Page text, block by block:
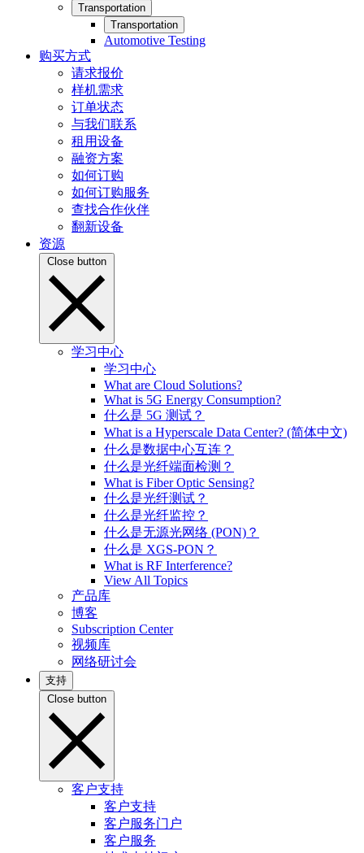
Transportation
Transportation
Automotive Testing
购买方式
请求报价
样机需求
订单状态
与我们联系
租用设备
融资方案
如何订购
如何订购服务
查找合作伙伴
翻新设备
资源
Close button
学习中心
学习中心
What are Cloud Solutions?
What is 5G Energy Consumption?
什么是 5G 测试？
What is a Hyperscale Data Center? (简体中文)
什么是数据中心互连？
什么是光纤端面检测？
What is Fiber Optic Sensing?
什么是光纤测试？
什么是光纤监控？
什么是无源光网络 (PON)？
什么是 XGS-PON？
What is RF Interference?
View All Topics
产品库
博客
Subscription Center
视频库
网络研讨会
支持
Close button
客户支持
客户支持
客户服务门户
客户服务